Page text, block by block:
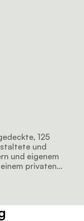
125
und
und eigenem
privaten
auf die